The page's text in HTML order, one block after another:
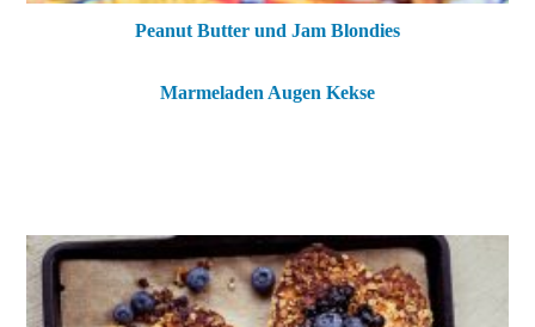
Peanut Butter und Jam Blondies
Marmeladen Augen Kekse